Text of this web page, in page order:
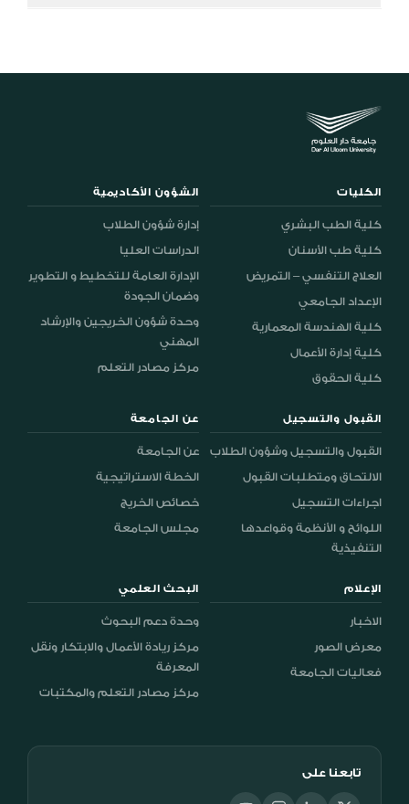
الكليات
كلية الطب البشري
كلية طب الأسنان
العلاج التنفسي – التمريض
الإعداد الجامعي
كلية الهندسة المعمارية
كلية إدارة الأعمال
كلية الحقوق
الشؤون الأكاديمية
إدارة شؤون الطلاب
الدراسات العليا
الإدارة العامة للتخطيط و التطوير
وضمان الجودة
وحدة شؤون الخريجين والإرشاد
المهني
مركز مصادر التعلم
القبول والتسجيل
القبول والتسجيل وشؤون الطلاب
الالتحاق ومتطلبات القبول
اجراءات التسجيل
اللوائح و الأنظمة وقواعدها
التنفيذية
عن الجامعة
عن الجامعة
الخطة الاستراتيجية
خصائص الخريج
مجلس الجامعة
الإعلام
الاخبار
معرض الصور
فعاليات الجامعة
البحث العلمي
وحدة دعم البحوث
مركز ريادة الأعمال والابتكار ونقل
المعرفة
مركز مصادر التعلم والمكتبات
تابعنا على